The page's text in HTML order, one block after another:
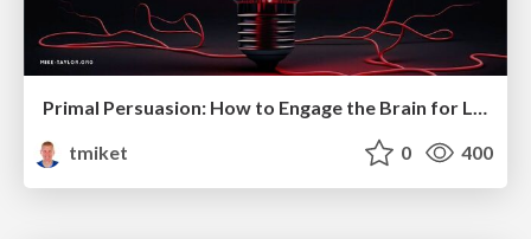
Primal Persuasion: How to Engage the Brain for Learning That Lasts
tmiket
0 400